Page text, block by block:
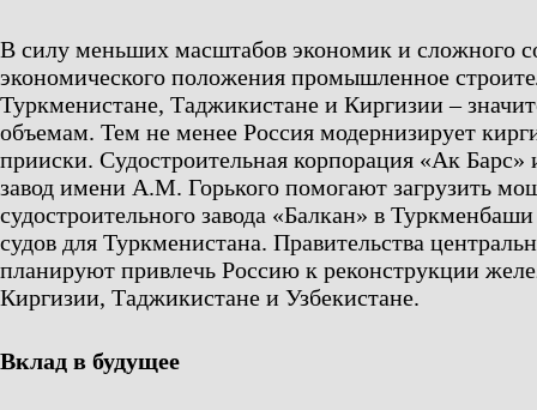
В силу меньших масштабов экономик и сложного
экономического положения промышленное
Туркменистане, Таджикистане и Киргизии –
объемам. Тем не менее Россия модернизирует
прииски. Судостроительная корпорация «Ак Барс»
завод имени А.М. Горького помогают загрузить
судостроительного завода «Балкан» в
судов для Туркменистана. Правительства
планируют привлечь Россию к реконструкции
Киргизии, Таджикистане и Узбекистане.
Вклад в будущее